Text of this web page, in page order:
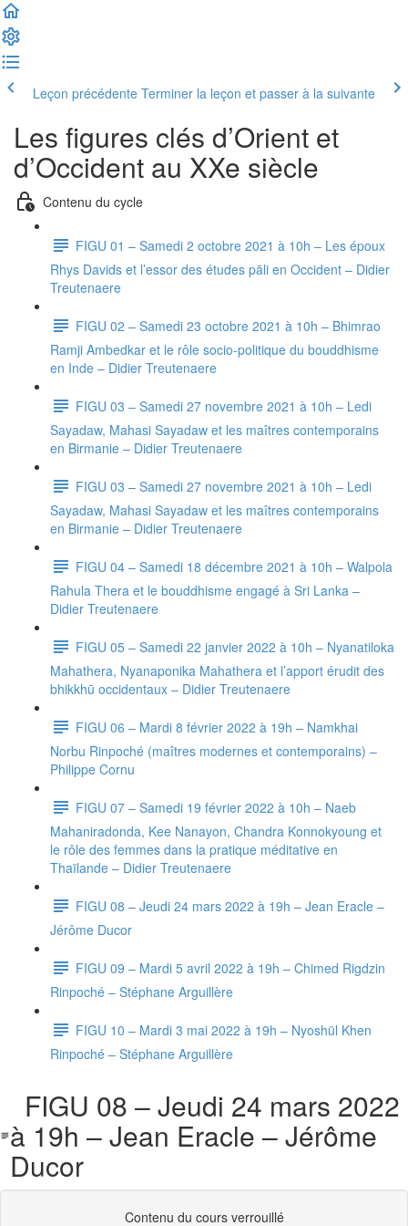
Leçon précédente Terminer la leçon et passer à la suivante
Les figures clés d’Orient et
d’Occident au XXe siècle
Contenu du cycle
FIGU 01 – Samedi 2 octobre 2021 à 10h – Les époux
Rhys Davids et l’essor des études pāli en Occident – Didier
Treutenaere
FIGU 02 – Samedi 23 octobre 2021 à 10h – Bhimrao
Ramji Ambedkar et le rôle socio-politique du bouddhisme
en Inde – Didier Treutenaere
FIGU 03 – Samedi 27 novembre 2021 à 10h – Ledi
Sayadaw, Mahasi Sayadaw et les maîtres contemporains
en Birmanie – Didier Treutenaere
FIGU 03 – Samedi 27 novembre 2021 à 10h – Ledi
Sayadaw, Mahasi Sayadaw et les maîtres contemporains
en Birmanie – Didier Treutenaere
FIGU 04 – Samedi 18 décembre 2021 à 10h – Walpola
Rahula Thera et le bouddhisme engagé à Sri Lanka –
Didier Treutenaere
FIGU 05 – Samedi 22 janvier 2022 à 10h – Nyanatiloka
Mahathera, Nyanaponika Mahathera et l’apport érudit des
bhikkhū occidentaux – Didier Treutenaere
FIGU 06 – Mardi 8 février 2022 à 19h – Namkhai
Norbu Rinpoché (maîtres modernes et contemporains) –
Philippe Cornu
FIGU 07 – Samedi 19 février 2022 à 10h – Naeb
Mahaniradonda, Kee Nanayon, Chandra Konnokyoung et
le rôle des femmes dans la pratique méditative en
Thaïlande – Didier Treutenaere
FIGU 08 – Jeudi 24 mars 2022 à 19h – Jean Eracle –
Jérôme Ducor
FIGU 09 – Mardi 5 avril 2022 à 19h – Chimed Rigdzin
Rinpoché – Stéphane Arguillère
FIGU 10 – Mardi 3 mai 2022 à 19h – Nyoshül Khen
Rinpoché – Stéphane Arguillère
FIGU 08 – Jeudi 24 mars 2022
à 19h – Jean Eracle – Jérôme
Ducor
Contenu du cours verrouillé